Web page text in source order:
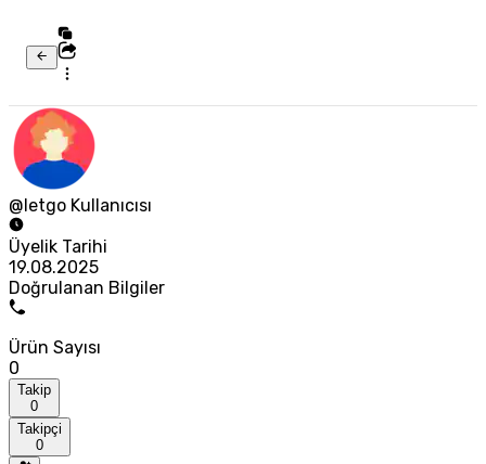
@letgo Kullanıcısı
Üyelik Tarihi
19.08.2025
Doğrulanan Bilgiler
Ürün Sayısı
0
Takip
0
Takipçi
0